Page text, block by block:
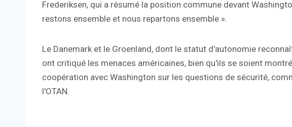
Frederiksen, qui a résumé la position commune devant
restons ensemble et nous repartons ensemble ».
Le Danemark et le Groenland, dont le statut d'autonomie
ont critiqué les menaces américaines, bien qu'ils se soient
coopération avec Washington sur les questions de sécurité,
l'OTAN.